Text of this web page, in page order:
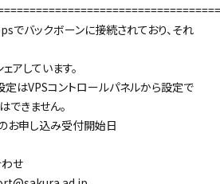
バックボーンに接続されており、それ
アしています。
はVPSコントロールパネルから設定で
できません。
お申し込み受付開始日
せ